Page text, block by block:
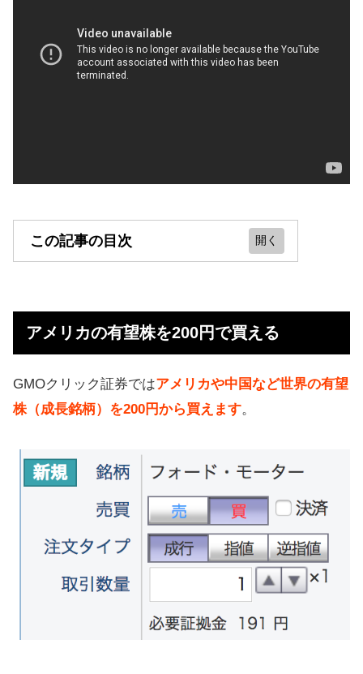
この記事の目次
積立がおすすめ（不労所得になる）
株は細かく利益確定していこう
【不労所得まとめ】個別株CFDの積
立で複利運用を
アメリカの有望株を200円で買える
GMOクリック証券ではアメリカや中国など世界の有望
株（成長銘柄）を200円から買えます。